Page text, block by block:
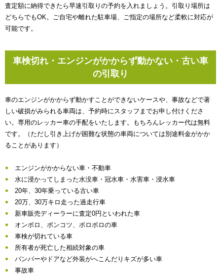
査定額に納得できたら早速引取りの予約を入れましょう。引取り場所は
どちらでもOK。ご自宅や離れた駐車場、ご指定の場所など柔軟に対応が
可能です。
車検切れ・エンジンがかからず動かない・古い車
の引取り
車のエンジンがかからず動かすことができないケースや、事故などで著
しい破損がみられる車両は、予約時にスタッフまでお申し付けくださ
い。専用のレッカー車の手配をいたします。もちろんレッカー代は無料
です。（ただし引き上げが困難な状態の車両については別途料金がかか
ることがあります）
エンジンがかからない車・不動車
水に浸かってしまった水没車・冠水車・水害車・浸水車
20年、30年乗っている古い車
20万、30万キロ走った過走行車
新車販売ディーラーに査定0円といわれた車
オンボロ、ポンコツ、ボロボロの車
車検が切れている車
所有者が死亡した相続対象の車
バンパーやドアなど外装がへこんだりキズが多い車
事故車